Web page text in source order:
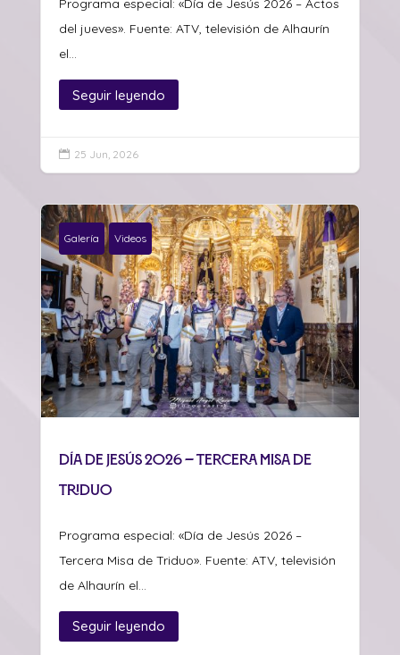
Programa especial: «Día de Jesús 2026 – Actos
del jueves». Fuente: ATV, televisión de Alhaurín
el...
Seguir leyendo
 25 Jun, 2026
Galería Videos
Día de Jesús 2026 – Tercera Misa de
Triduo
Programa especial: «Día de Jesús 2026 –
Tercera Misa de Triduo». Fuente: ATV, televisión
de Alhaurín el...
Seguir leyendo